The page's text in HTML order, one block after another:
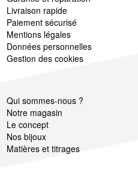
Livraison rapide
Paiement sécurisé
Mentions légales
Données personnelles
Gestion des cookies
Qui sommes-nous ?
Notre magasin
Le concept
Nos bijoux
Matières et titrages